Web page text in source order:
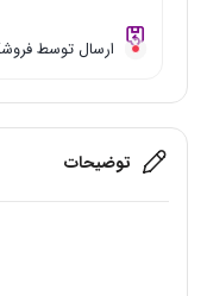
ارسال توسط
توضیحات